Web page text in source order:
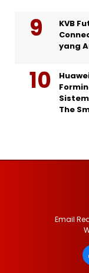
KVB
yang
The
Email